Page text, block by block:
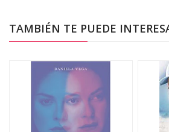
TAMBIÉN TE PUEDE